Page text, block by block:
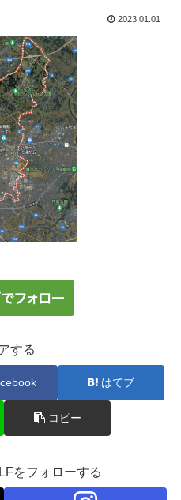
2023.01.01
する
はてブ
コピー
をフォローする